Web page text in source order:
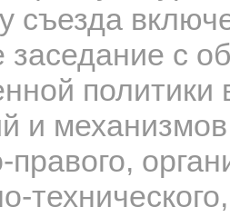
съезда
заседание с
и